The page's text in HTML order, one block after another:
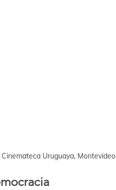
Cinemateca Uruguaya, Montevideo